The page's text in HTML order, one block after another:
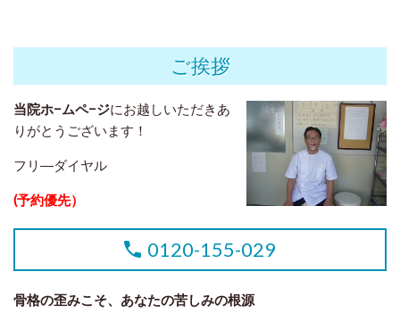
ご挨拶
当院ホ−ムペ−ジにお越しいただきあ
りがとうございます！
フリ―ダイヤル
(予約優先）
0120-155-029
骨格の歪みこそ、あなたの苦しみの根源